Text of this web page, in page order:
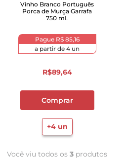
Vinho Branco Português
Porca de Murça Garrafa
750 mL
Pague R$ 85,16
a partir de 4 un
R$89,64
Comprar
+4un
Você viu todos os 3 produtos